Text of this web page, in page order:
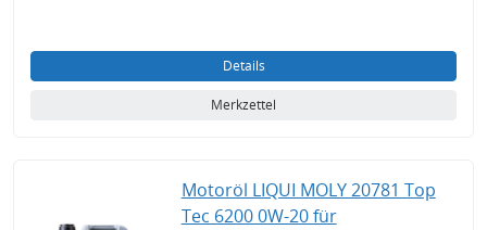
Details
Merkzettel
Motoröl LIQUI MOLY 20781 Top
Tec 6200 0W-20 für